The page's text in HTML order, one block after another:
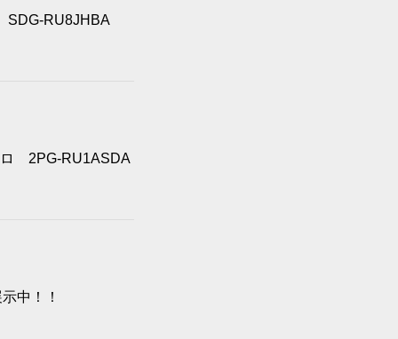
RU8JHBA
2PG-RU1ASDA
中！！